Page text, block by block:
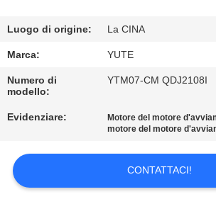
RICHIEDA
UNA
CITAZIONE
DEL
SITO
Luogo di origine: La CINA
Marca: YUTE
Numero di
modello:
YTM07-CM QDJ2108I
Evidenziare: Motore del motore
motore del motore
CONTATTACI!